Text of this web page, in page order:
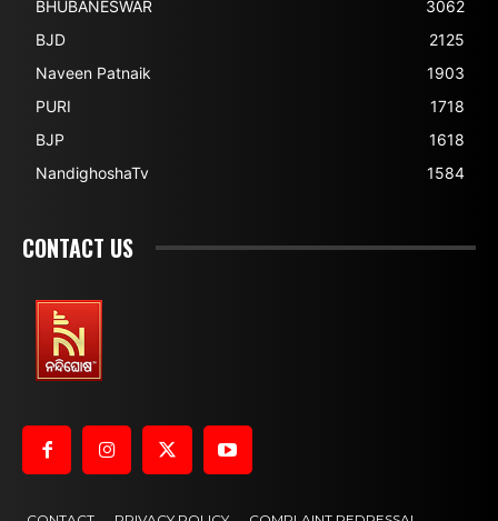
BHUBANESWAR
3062
BJD
2125
Naveen Patnaik
1903
PURI
1718
BJP
1618
NandighoshaTv
1584
CONTACT US